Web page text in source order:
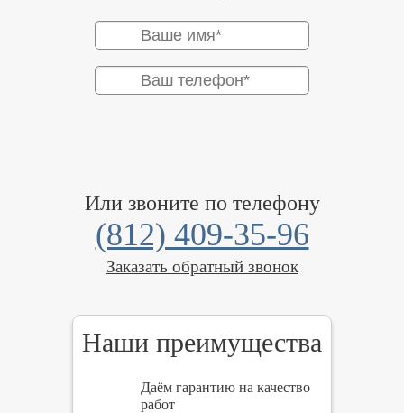
Или звоните по телефону
(812) 409-35-96
Заказать обратный звонок
Наши преимущества
Даём гарантию на качество
работ